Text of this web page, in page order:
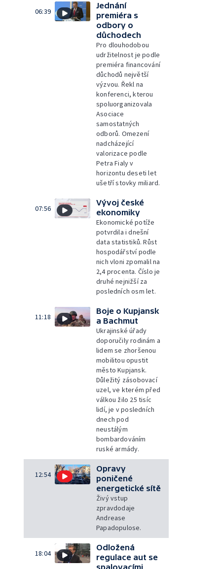
06:39
Jednání
premiéra s
odbory o
důchodech
Pro dlouhodobou
udržitelnost je podle
premiéra financování
důchodů největší
výzvou. Řekl na
konferenci, kterou
spoluorganizovala
Asociace
samostatných
odborů. Omezení
nadcházející
valorizace podle
Petra Fialy v
horizontu deseti let
ušetří stovky miliard.
07:56
Vývoj české
ekonomiky
Ekonomické potíže
potvrdila i dnešní
data statistiků. Růst
hospodářství podle
nich vloni zpomalil na
2,4 procenta. Číslo je
druhé nejnižší za
posledních osm let.
11:18
Boje o Kupjansk
a Bachmut
Ukrajinské úřady
doporučily rodinám a
lidem se zhoršenou
mobilitou opustit
město Kupjansk.
Důležitý zásobovací
uzel, ve kterém před
válkou žilo 25 tisíc
lidí, je v posledních
dnech pod
neustálým
bombardováním
ruské armády.
12:54
Opravy
poničené
energetické sítě
Živý vstup
zpravdodaje
Andrease
Papadopulose.
18:04
Odložená
regulace aut se
spalovacími